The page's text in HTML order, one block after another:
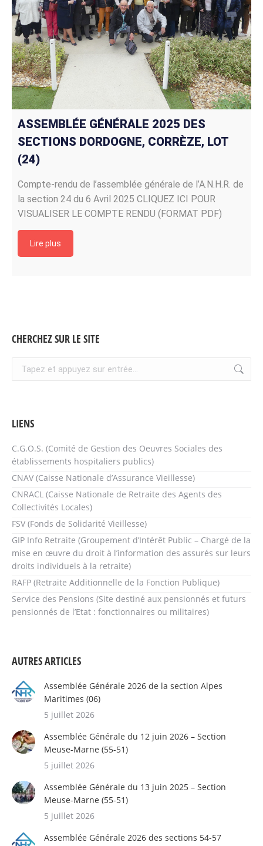
ASSEMBLÉE GÉNÉRALE 2025 DES
SECTIONS DORDOGNE, CORRÈZE, LOT
(24)
Compte-rendu de l’assemblée générale de l’A.N.H.R. de
la section 24 du 6 Avril 2025 CLIQUEZ ICI POUR
VISUALISER LE COMPTE RENDU (FORMAT PDF)
Lire plus
CHERCHEZ SUR LE SITE
Recherche
LIENS
C.G.O.S. (Comité de Gestion des Oeuvres Sociales des
établissements hospitaliers publics)
CNAV (Caisse Nationale d’Assurance Vieillesse)
CNRACL (Caisse Nationale de Retraite des Agents des
Collectivités Locales)
FSV (Fonds de Solidarité Vieillesse)
GIP Info Retraite (Groupement d’Intérêt Public – Chargé de la
mise en œuvre du droit à l’information des assurés sur leurs
droits individuels à la retraite)
RAFP (Retraite Additionnelle de la Fonction Publique)
Service des Pensions (Site destiné aux pensionnés et futurs
pensionnés de l’Etat : fonctionnaires ou militaires)
AUTRES ARTICLES
Assemblée Générale 2026 de la section Alpes
Maritimes (06)
5 juillet 2026
Assemblée Générale du 12 juin 2026 – Section
Meuse-Marne (55-51)
5 juillet 2026
Assemblée Générale du 13 juin 2025 – Section
Meuse-Marne (55-51)
5 juillet 2026
Assemblée Générale 2026 des sections 54-57